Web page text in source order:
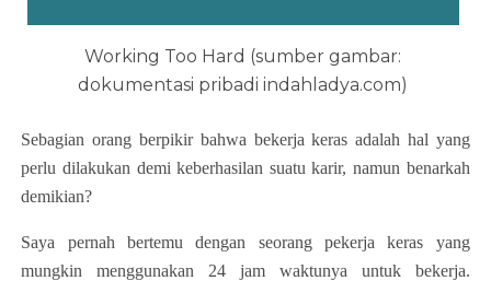
Working Too Hard (sumber gambar:
dokumentasi pribadi indahladya.com)
Sebagian orang berpikir bahwa bekerja keras adalah hal yang
perlu dilakukan demi keberhasilan suatu karir, namun benarkah
demikian?
Saya pernah bertemu dengan seorang pekerja keras yang
mungkin menggunakan 24 jam waktunya untuk bekerja.